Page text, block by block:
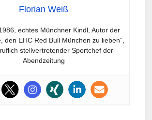
Florian Weiß
echtes Münchner Kindl, Autor der
den EHC Red Bull München zu lieben“,
stellvertretender Sportchef der
Abendzeitung